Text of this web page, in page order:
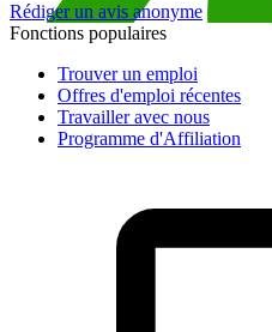
Rédiger un avis anonyme
Fonctions populaires
Trouver un emploi
Offres d'emploi récentes
Travailler avec nous
Programme d'Affiliation